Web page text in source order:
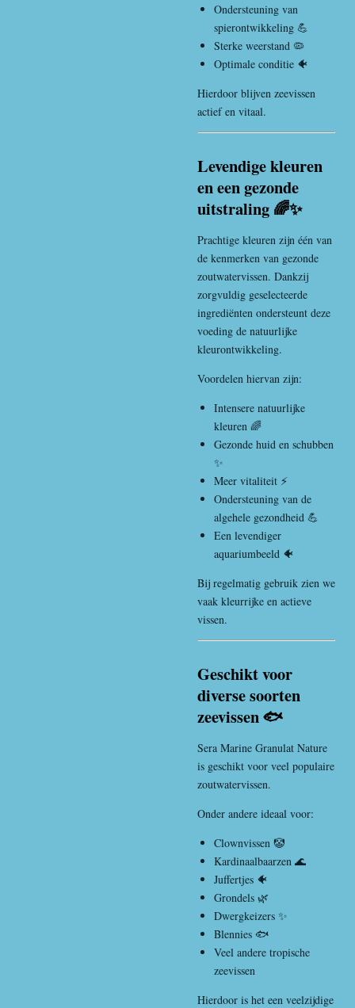
Ondersteuning van
spierontwikkeling 💪
Sterke weerstand 🦠
Optimale conditie 🐠
Hierdoor blijven zeevissen
actief en vitaal.
Levendige kleuren
en een gezonde
uitstraling 🌈✨
Prachtige kleuren zijn één van
de kenmerken van gezonde
zoutwatervissen. Dankzij
zorgvuldig geselecteerde
ingrediënten ondersteunt deze
voeding de natuurlijke
kleurontwikkeling.
Voordelen hiervan zijn:
Intensere natuurlijke
kleuren 🌈
Gezonde huid en schubben
✨
Meer vitaliteit ⚡
Ondersteuning van de
algehele gezondheid 💪
Een levendiger
aquariumbeeld 🐠
Bij regelmatig gebruik zien we
vaak kleurrijke en actieve
vissen.
Geschikt voor
diverse soorten
zeevissen 🐟
Sera Marine Granulat Nature
is geschikt voor veel populaire
zoutwatervissen.
Onder andere ideaal voor:
Clownvissen 🤡
Kardinaalbaarzen 🌊
Juffertjes 🐠
Grondels 🌿
Dwergkeizers ✨
Blennies 🐟
Veel andere tropische
zeevissen
Hierdoor is het een veelzijdige